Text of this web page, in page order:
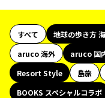
すべて 地球の歩き方
aruco 海外
aruco 国
Resort Style
島旅
BOOKS スペシャルコラボ